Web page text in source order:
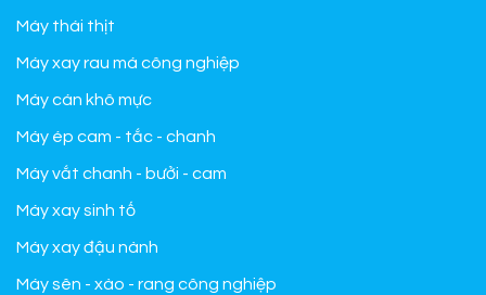
Máy thái thịt
Máy xay rau má công nghiệp
Máy cán khô mực
Máy ép cam - tắc - chanh
Máy vắt chanh - bưởi - cam
Máy xay sinh tố
Máy xay đậu nành
Máy sên - xào - rang công nghiệp